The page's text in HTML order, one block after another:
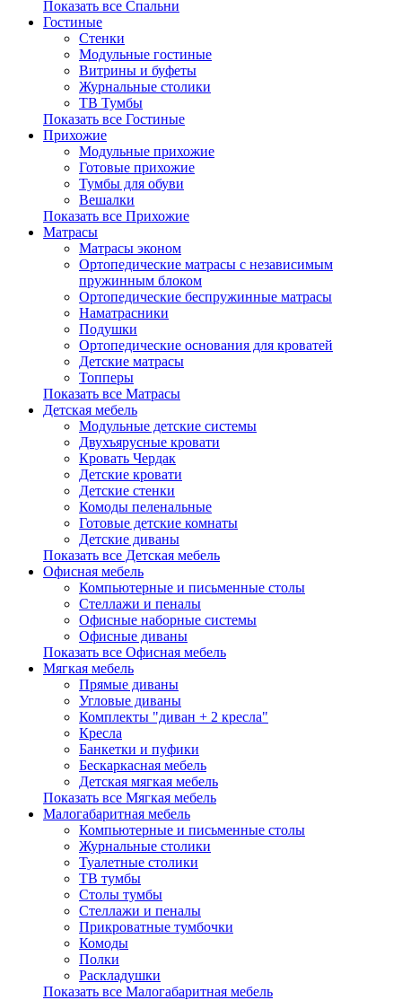
Показать все Спальни
Гостиные
Стенки
Модульные гостиные
Витрины и буфеты
Журнальные столики
ТВ Тумбы
Показать все Гостиные
Прихожие
Модульные прихожие
Готовые прихожие
Тумбы для обуви
Вешалки
Показать все Прихожие
Матрасы
Матрасы эконом
Ортопедические матрасы с независимым
пружинным блоком
Ортопедические беспружинные матрасы
Наматрасники
Подушки
Ортопедические основания для кроватей
Детские матрасы
Топперы
Показать все Матрасы
Детская мебель
Модульные детские системы
Двухъярусные кровати
Кровать Чердак
Детские кровати
Детские стенки
Комоды пеленальные
Готовые детские комнаты
Детские диваны
Показать все Детская мебель
Офисная мебель
Компьютерные и письменные столы
Стеллажи и пеналы
Офисные наборные системы
Офисные диваны
Показать все Офисная мебель
Мягкая мебель
Прямые диваны
Угловые диваны
Комплекты "диван + 2 кресла"
Кресла
Банкетки и пуфики
Бескаркасная мебель
Детская мягкая мебель
Показать все Мягкая мебель
Малогабаритная мебель
Компьютерные и письменные столы
Журнальные столики
Туалетные столики
ТВ тумбы
Столы тумбы
Стеллажи и пеналы
Прикроватные тумбочки
Комоды
Полки
Раскладушки
Показать все Малогабаритная мебель